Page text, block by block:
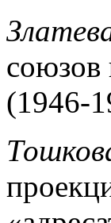
союзов
(1946-